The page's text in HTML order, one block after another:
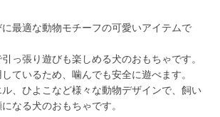
最適な動物モチーフの可愛いアイテムで
っ張り遊びも楽しめる犬のおもちゃです。
ているため、噛んでも安全に遊べます。
、ひよこなど様々な動物デザインで、飼い
なる犬のおもちゃです。